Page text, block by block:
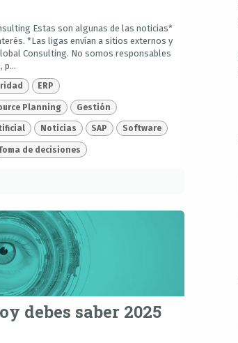
Estas son algunas de las noticias*
*Las ligas envían a sitios externos y
Consulting. No somos responsables
p...
ERP
Planning Gestión
Noticias SAP Software
de decisiones
debes saber 2025